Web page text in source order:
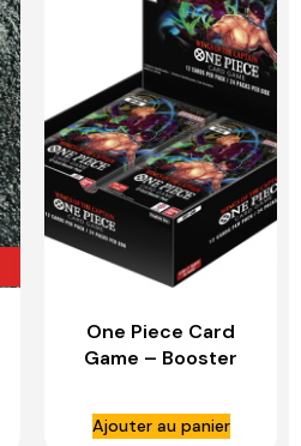
One Piece Card
Game – Booster
Wings of the
Captain
Ajouter au panier